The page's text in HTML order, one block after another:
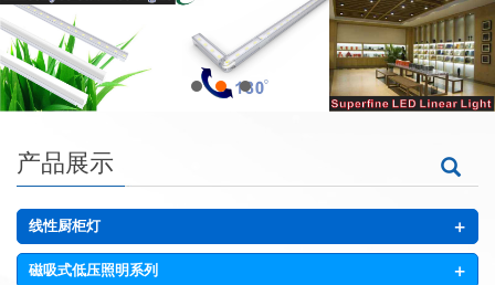
有限公司
产品展示
线性厨柜灯 +
磁吸式低压照明系列 +